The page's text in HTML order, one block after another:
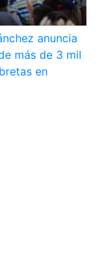
anuncia
más de 3 mil
en